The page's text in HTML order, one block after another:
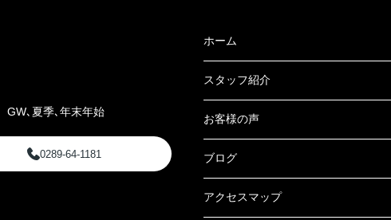
GW､夏季､年末年始
0289-64-1181
ホーム
スタッフ紹介
お客様の声
ブログ
アクセスマップ